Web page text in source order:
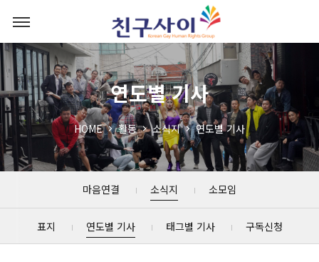
연도별 기사
HOME 활동 소식지 연도별 기사
마음연결 소식지 소모임
표지 연도별 기사 태그별 기사 구독신청